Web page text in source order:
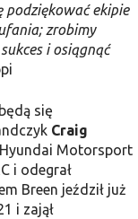
podziękować ekipie
zrobimy
i osiągnąć
się
Craig
Hyundai Motorsport
i odegrał
Breen jeździł już
i zajął